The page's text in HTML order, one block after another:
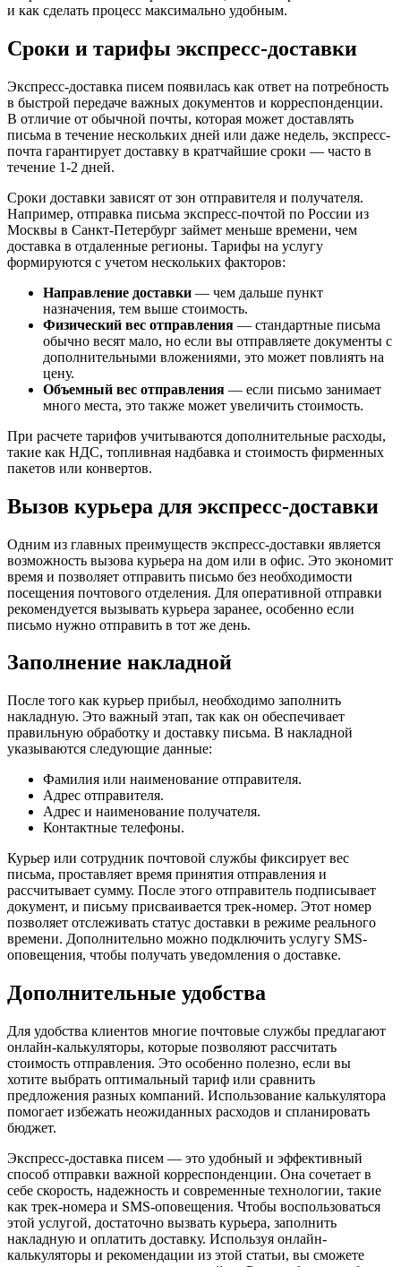
и как сделать процесс максимально удобным.
Сроки и тарифы экспресс-доставки
Экспресс-доставка писем появилась как ответ на потребность
в быстрой передаче важных документов и корреспонденции.
В отличие от обычной почты, которая может доставлять
письма в течение нескольких дней или даже недель, экспресс-
почта гарантирует доставку в кратчайшие сроки — часто в
течение 1-2 дней.
Сроки доставки зависят от зон отправителя и получателя.
Например, отправка письма экспресс-почтой по России из
Москвы в Санкт-Петербург займет меньше времени, чем
доставка в отдаленные регионы. Тарифы на услугу
формируются с учетом нескольких факторов:
Направление доставки — чем дальше пункт
назначения, тем выше стоимость.
Физический вес отправления — стандартные письма
обычно весят мало, но если вы отправляете документы с
дополнительными вложениями, это может повлиять на
цену.
Объемный вес отправления — если письмо занимает
много места, это также может увеличить стоимость.
При расчете тарифов учитываются дополнительные расходы,
такие как НДС, топливная надбавка и стоимость фирменных
пакетов или конвертов.
Вызов курьера для экспресс-доставки
Одним из главных преимуществ экспресс-доставки является
возможность вызова курьера на дом или в офис. Это экономит
время и позволяет отправить письмо без необходимости
посещения почтового отделения. Для оперативной отправки
рекомендуется вызывать курьера заранее, особенно если
письмо нужно отправить в тот же день.
Заполнение накладной
После того как курьер прибыл, необходимо заполнить
накладную. Это важный этап, так как он обеспечивает
правильную обработку и доставку письма. В накладной
указываются следующие данные:
Фамилия или наименование отправителя.
Адрес отправителя.
Адрес и наименование получателя.
Контактные телефоны.
Курьер или сотрудник почтовой службы фиксирует вес
письма, проставляет время принятия отправления и
рассчитывает сумму. После этого отправитель подписывает
документ, и письму присваивается трек-номер. Этот номер
позволяет отслеживать статус доставки в режиме реального
времени. Дополнительно можно подключить услугу SMS-
оповещения, чтобы получать уведомления о доставке.
Дополнительные удобства
Для удобства клиентов многие почтовые службы предлагают
онлайн-калькуляторы, которые позволяют рассчитать
стоимость отправления. Это особенно полезно, если вы
хотите выбрать оптимальный тариф или сравнить
предложения разных компаний. Использование калькулятора
помогает избежать неожиданных расходов и спланировать
бюджет.
Экспресс-доставка писем — это удобный и эффективный
способ отправки важной корреспонденции. Она сочетает в
себе скорость, надежность и современные технологии, такие
как трек-номера и SMS-оповещения. Чтобы воспользоваться
этой услугой, достаточно вызвать курьера, заполнить
накладную и оплатить доставку. Используя онлайн-
калькуляторы и рекомендации из этой статьи, вы сможете